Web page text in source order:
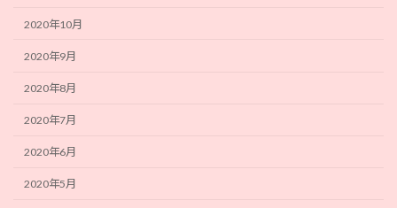
2020年10月
2020年9月
2020年8月
2020年7月
2020年6月
2020年5月